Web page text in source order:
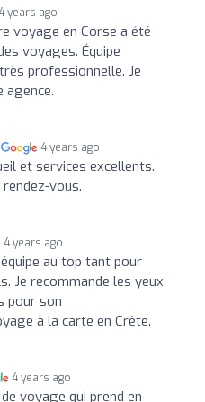
years ago
voyage en Corse a été
voyages. Équipe
professionnelle. Je
agence.
4 years ago
et services excellents.
vous.
4 years ago
au top tant pour
Je recommande les yeux
pour son
à la carte en Crête.
4 years ago
voyage qui prend en